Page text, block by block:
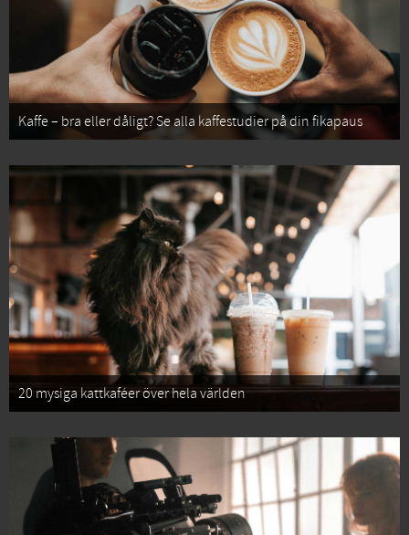
Kaffe – bra eller dåligt? Se alla kaffestudier på din fikapaus
20 mysiga kattkaféer över hela världen